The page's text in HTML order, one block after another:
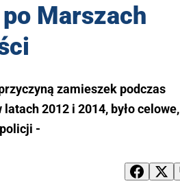
Marszach
zamieszek podczas
2012 i 2014, było celowe,
-